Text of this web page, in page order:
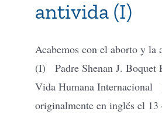
antivida (I)
Acabemos con el aborto y la
(I) Padre Shenan J. Boquet
Vida Humana Internacional
originalmente en inglés el